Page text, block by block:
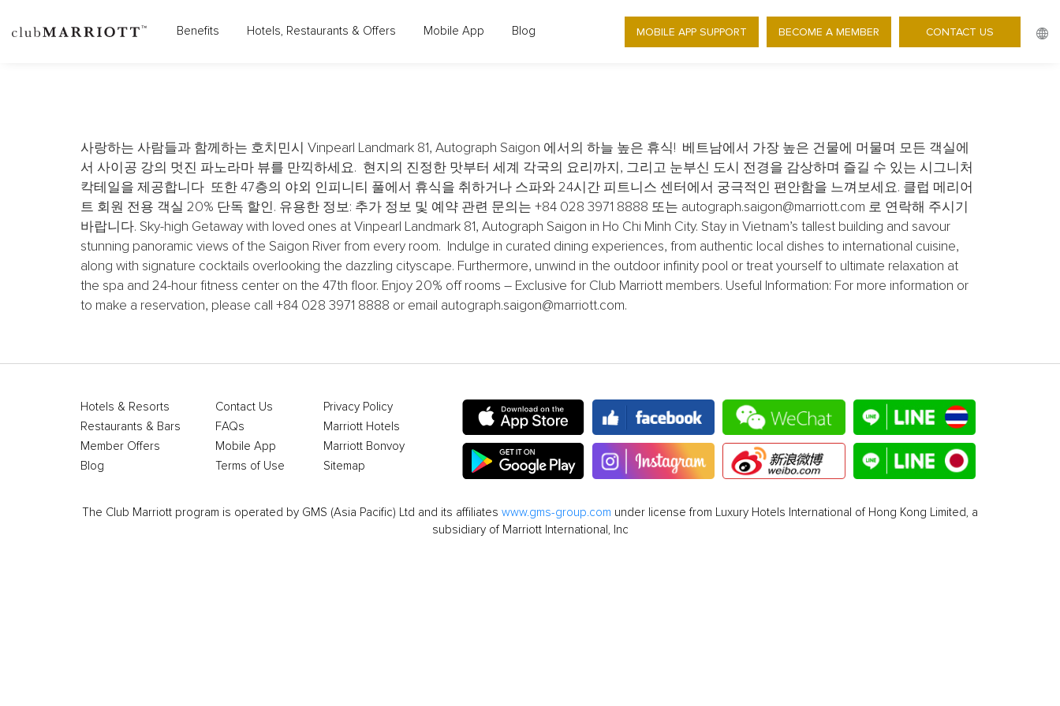
Benefits Hotels, Restaurants & Offers Mobile App Blog MOBILE APP SUPPORT BECOME A MEMBER CONTACT US
VINPEARL LANDMARK 81, AUTOGRAPH COLLECTION - 사이공에서 즐기는 여름 휴식 – 객실 20%
할인 혜택 SUMMER RETREAT IN SAIGON WITH 20% OFF ROOMS
사랑하는 사람들과 함께하는 호치민시 Vinpearl Landmark 81, Autograph Saigon 에서의 하늘 높은 휴식! 베트남에서 가장 높은 건물에 머물며 모든 객실에
서 사이공 강의 멋진 파노라마 뷰를 만끽하세요. 현지의 진정한 맛부터 세계 각국의 요리까지, 그리고 눈부신 도시 전경을 감상하며 즐길 수 있는 시그니처
칵테일을 제공합니다 또한 47층의 야외 인피니티 풀에서 휴식을 취하거나 스파와 24시간 피트니스 센터에서 궁극적인 편안함을 느껴보세요. 클럽 메리어
트 회원 전용 객실 20% 단독 할인. 유용한 정보: 추가 정보 및 예약 관련 문의는 +84 028 3971 8888 또는 autograph.saigon@marriott.com 로 연락해 주시기
바랍니다. Sky-high Getaway with loved ones at Vinpearl Landmark 81, Autograph Saigon in Ho Chi Minh City. Stay in Vietnam’s tallest building and savour
stunning panoramic views of the Saigon River from every room. Indulge in curated dining experiences, from authentic local dishes to international cuisine,
along with signature cocktails overlooking the dazzling cityscape. Furthermore, unwind in the outdoor infinity pool or treat yourself to ultimate relaxation at
the spa and 24-hour fitness center on the 47th floor. Enjoy 20% off rooms – Exclusive for Club Marriott members. Useful Information: For more information or
to make a reservation, please call +84 028 3971 8888 or email autograph.saigon@marriott.com.
Hotels & Resorts
Restaurants & Bars
Member Offers
Blog
Contact Us
FAQs
Mobile App
Terms of Use
Privacy Policy
Marriott Hotels
Marriott Bonvoy
Sitemap
The Club Marriott program is operated by GMS (Asia Pacific) Ltd and its affiliates www.gms-group.com under license from Luxury Hotels International of Hong Kong Limited, a
subsidiary of Marriott International, Inc